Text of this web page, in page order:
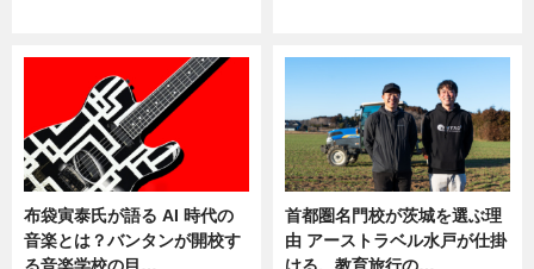
布袋寅泰氏が語る AI 時代の
音楽とは？バンタンが開校す
首都圏名門校が茨城を選ぶ理
由 アーストラベル水戸が仕掛